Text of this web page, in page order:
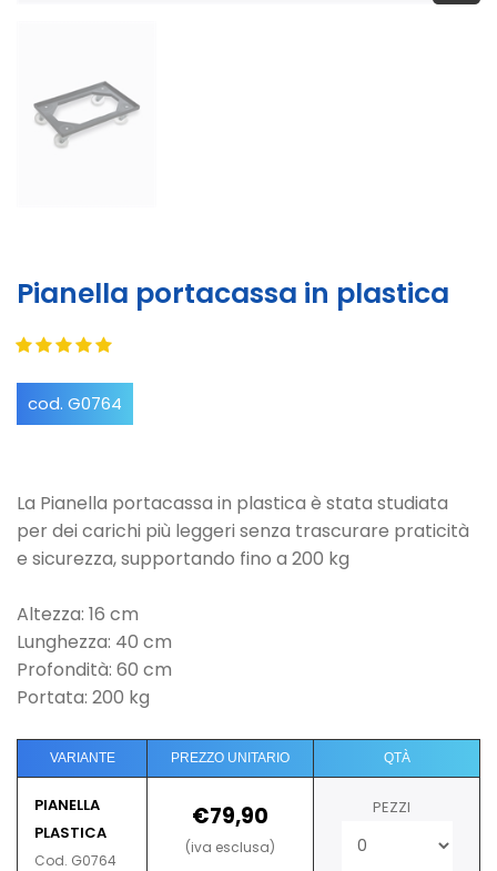
Pianella portacassa in plastica
cod. G0764
La Pianella portacassa in plastica è stata studiata
per dei carichi più leggeri senza trascurare praticità
e sicurezza, supportando fino a 200 kg
Altezza: 16 cm
Lunghezza: 40 cm
Profondità: 60 cm
Portata: 200 kg
VARIANTE PREZZO UNITARIO QTÀ
PIANELLA
PLASTICA
Cod. G0764
€79,90
(iva esclusa)
PEZZI